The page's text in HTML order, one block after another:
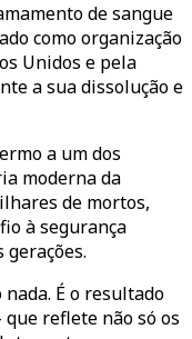
de sangue
como organização
Unidos e pela
a sua dissolução e
a um dos
moderna da
de mortos,
à segurança
É o resultado
reflete não só os